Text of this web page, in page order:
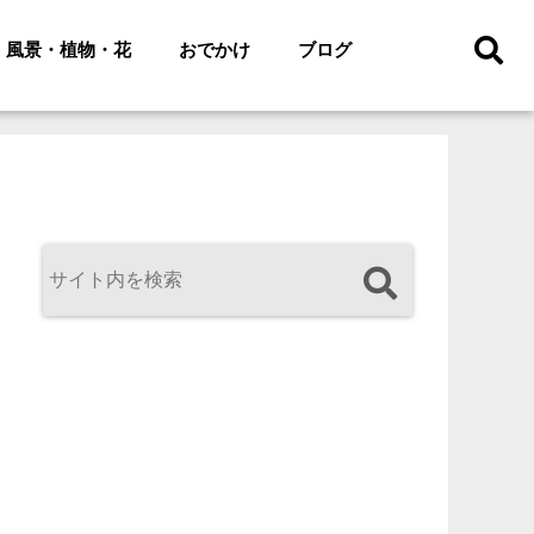
風景・植物・花 おでかけ ブログ